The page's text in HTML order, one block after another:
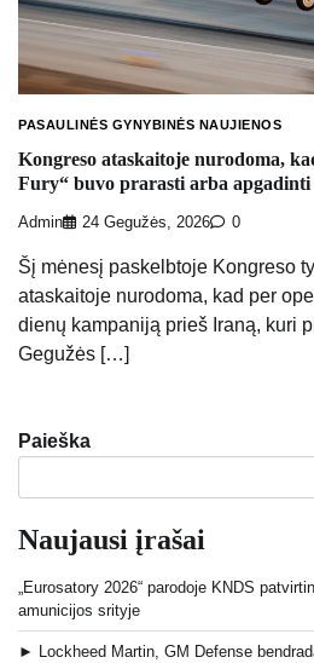
PASAULINĖS GYNYBINĖS NAUJIENOS
Kongreso ataskaitoje nurodoma,
Fury“ buvo prarasti arba
Admin 24 Gegužės, 2026 0
Šį mėnesį paskelbtoje Kongreso
ataskaitoje nurodoma, kad per
dienų kampaniją prieš Iraną, kuri
Gegužės […]
Paieška
Naujausi įrašai
„Eurosatory 2026“ parodoje KNDS
amunicijos srityje
► Lockheed Martin, GM Defense